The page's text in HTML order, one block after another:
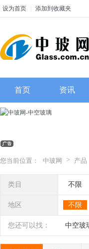
设为首页 添加到收藏夹
首页 资讯
您当前位置： 中玻网 > 产品
类目 不限
智能
高温玻
地区 不限
南
您还可以找： 中空玻